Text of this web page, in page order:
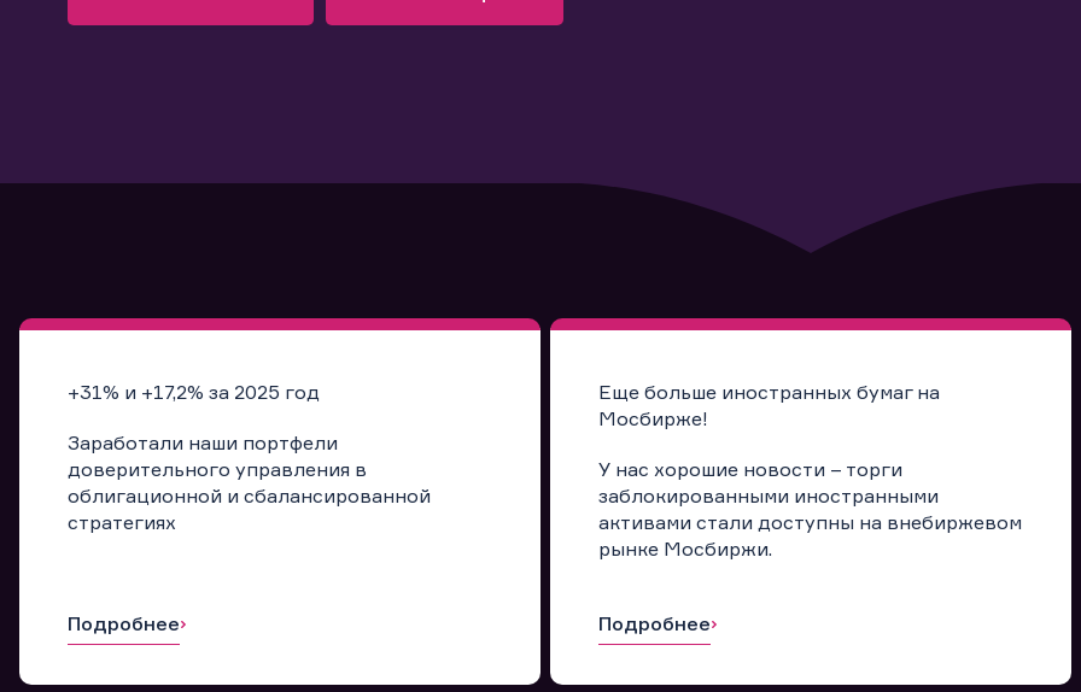
+31% и +17,2% за 2025 год
Заработали наши портфели
доверительного управления в
облигационной и сбалансированной
стратегиях
Подробнее
Еще больше иностранных бумаг на
Мосбирже!
У нас хорошие новости – торги
заблокированными иностранными
активами стали доступны на внебиржевом
рынке Мосбиржи.
Подробнее